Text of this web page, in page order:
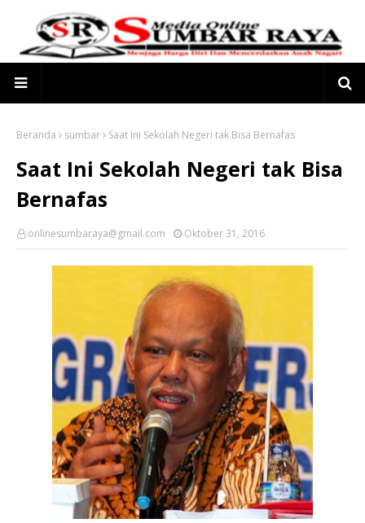
Beranda sumbar Saat Ini Sekolah Negeri tak Bisa Bernafas
Saat Ini Sekolah Negeri tak Bisa
Bernafas
onlinesumbaraya@gmail.com Oktober 31, 2016